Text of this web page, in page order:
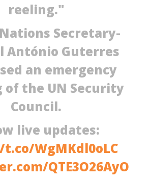
reeling."
Secretary-
António Guterres
an emergency
of the UN Security
Council.
live updates:
WgMKdl0oLC
QTE3O26AyO